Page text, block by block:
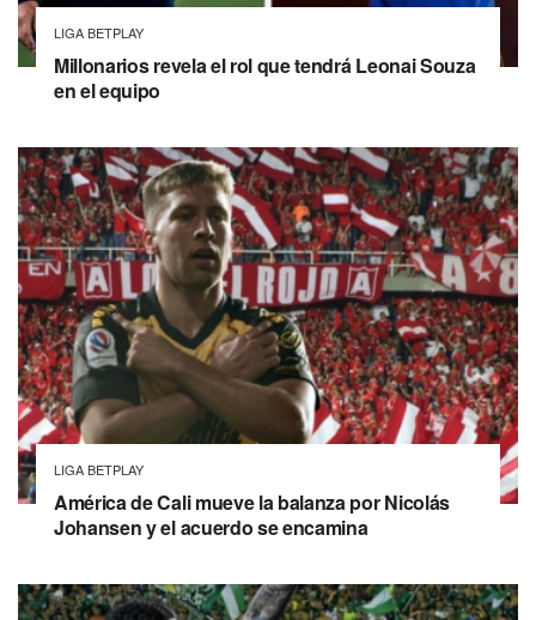
LIGA BETPLAY
Millonarios revela el rol que tendrá Leonai Souza
en el equipo
LIGA BETPLAY
América de Cali mueve la balanza por Nicolás
Johansen y el acuerdo se encamina